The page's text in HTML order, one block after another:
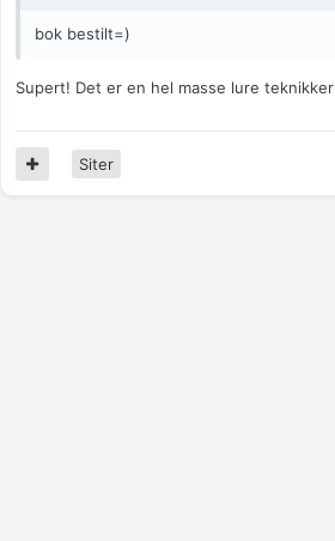
bok bestilt=)
Supert! Det er en hel masse lure teknikker
Siter